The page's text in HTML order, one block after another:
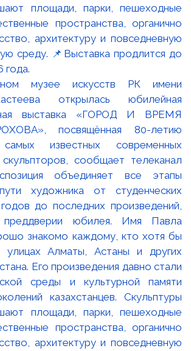
музее искусств РК имени
открылась юбилейная
выставка «ГОРОД И ВРЕМЯ
посвящённая 80-летию
известных современных
скульпторов, сообщает телеканал
объединяет все этапы
художника от студенческих
до последних произведений,
юбилея. Имя Павла
знакомо каждому, кто хотя бы
Алматы, Астаны и других
Его произведения давно стали
среды и культурной памяти
казахстанцев. Скульптуры
площади, парки, пешеходные
пространства, органично
архитектуру и повседневную